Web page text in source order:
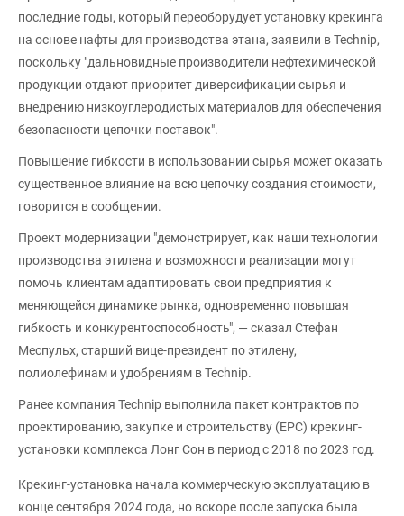
последние годы, который переоборудует установку крекинга
на основе нафты для производства этана, заявили в Technip,
поскольку "дальновидные производители нефтехимической
продукции отдают приоритет диверсификации сырья и
внедрению низкоуглеродистых материалов для обеспечения
безопасности цепочки поставок".
Повышение гибкости в использовании сырья может оказать
существенное влияние на всю цепочку создания стоимости,
говорится в сообщении.
Проект модернизации "демонстрирует, как наши технологии
производства этилена и возможности реализации могут
помочь клиентам адаптировать свои предприятия к
меняющейся динамике рынка, одновременно повышая
гибкость и конкурентоспособность", — сказал Стефан
Меспульх, старший вице-президент по этилену,
полиолефинам и удобрениям в Technip.
Ранее компания Technip выполнила пакет контрактов по
проектированию, закупке и строительству (EPC) крекинг-
установки комплекса Лонг Сон в период с 2018 по 2023 год.
Крекинг-установка начала коммерческую эксплуатацию в
конце сентября 2024 года, но вскоре после запуска была